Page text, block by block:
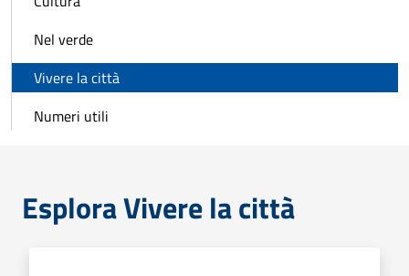
Nel verde
Vivere la città
Numeri utili
Esplora Vivere la città